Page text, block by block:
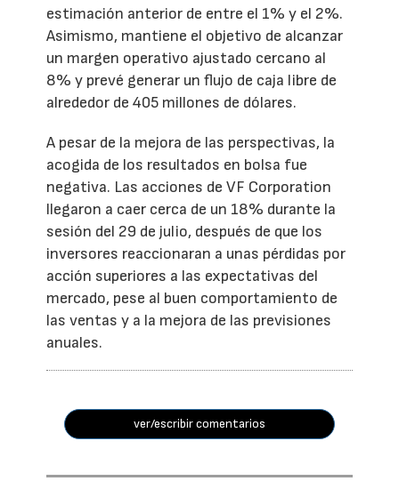
estimación anterior de entre el 1% y el 2%.
Asimismo, mantiene el objetivo de alcanzar
un margen operativo ajustado cercano al
8% y prevé generar un flujo de caja libre de
alrededor de 405 millones de dólares.
A pesar de la mejora de las perspectivas, la
acogida de los resultados en bolsa fue
negativa. Las acciones de VF Corporation
llegaron a caer cerca de un 18% durante la
sesión del 29 de julio, después de que los
inversores reaccionaran a unas pérdidas por
acción superiores a las expectativas del
mercado, pese al buen comportamiento de
las ventas y a la mejora de las previsiones
anuales.
ver/escribir comentarios